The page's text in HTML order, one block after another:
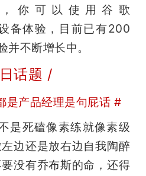
，你可以使用谷歌
备体验，目前已有200
不断增长中。
话题 /
是产品经理是句屁话 #
是死磕像素练就像素级
边还是放右边自我陶醉
没有乔布斯的命，还得